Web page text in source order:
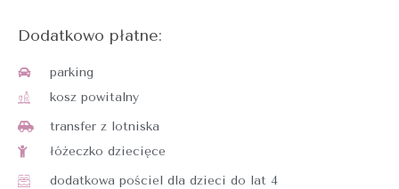
Dodatkowo płatne:
parking
kosz powitalny
transfer z lotniska
łóżeczko dziecięce
dodatkowa pościel dla dzieci do lat 4